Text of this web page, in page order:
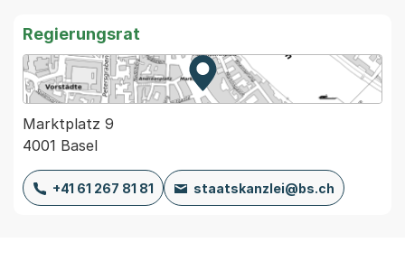
Regierungsrat
Zur Karte von MapBS.
Externer Link, wird in einem
Marktplatz 9
4001 Basel
+41 61 267 81 81 staatskanzlei@bs.ch